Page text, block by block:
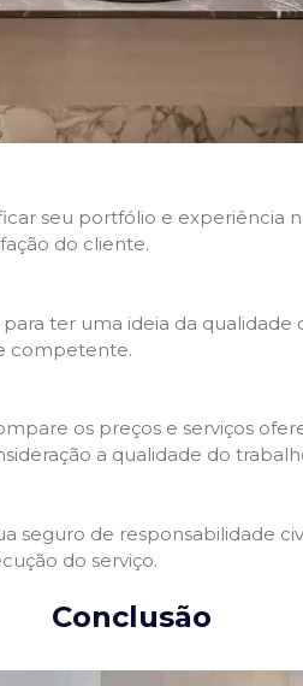
seu portfólio e experiência
do cliente.
ter uma ideia da
competente.
os preços e serviços
a qualidade do
seguro de responsabilidade
do serviço.
Conclusão